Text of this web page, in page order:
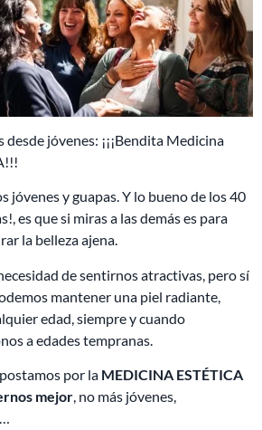
jóvenes: ¡¡¡Bendita Medicina
jóvenes y guapas. Y lo bueno de los 40
es que si miras a las demás es para
la belleza ajena.
de sentirnos atractivas, pero sí
mantener una piel radiante,
edad, siempre y cuando
a edades tempranas.
por la MEDICINA ESTÉTICA
mejor, no más jóvenes,